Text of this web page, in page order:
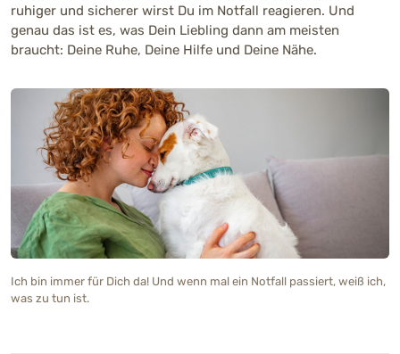
ruhiger und sicherer wirst Du im Notfall reagieren. Und
genau das ist es, was Dein Liebling dann am meisten
braucht: Deine Ruhe, Deine Hilfe und Deine Nähe.
Ich bin immer für Dich da! Und wenn mal ein Notfall passiert, weiß ich,
was zu tun ist.